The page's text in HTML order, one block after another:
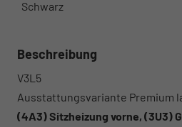
Schwarz
Beschreibung
V3L5
Ausstattungsvariante Premium
(4A3) Sitzheizung vorne, (3U3)